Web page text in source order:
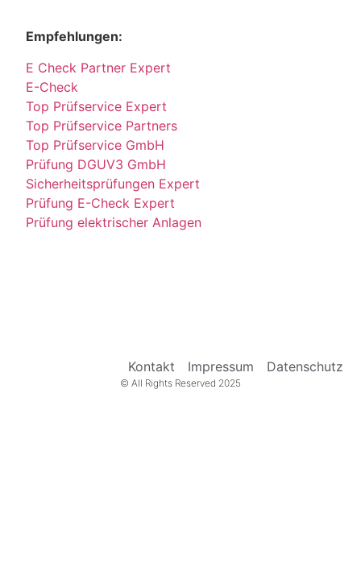
Empfehlungen:
E Check Partner Expert
E-Check
Top Prüfservice Expert
Top Prüfservice Partners
Top Prüfservice GmbH
Prüfung DGUV3 GmbH
Sicherheitsprüfungen Expert
Prüfung E-Check Expert
Prüfung elektrischer Anlagen
Kontakt Impressum Datenschutz
© All Rights Reserved 2025